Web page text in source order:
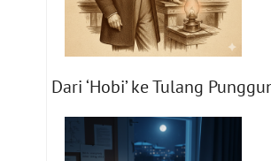
Dari ‘Hobi’ ke Tulang